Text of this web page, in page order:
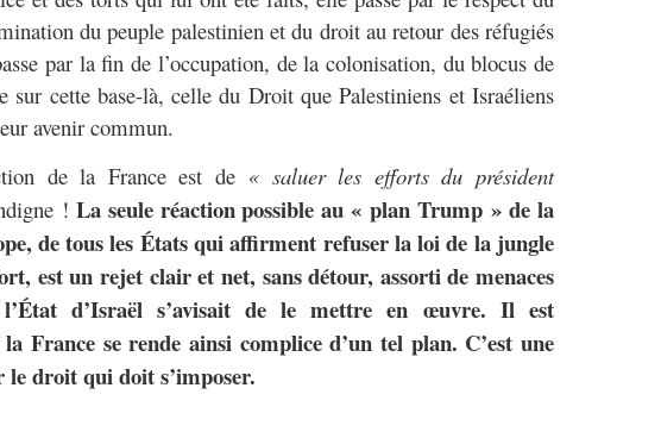
du peuple palestinien et du droit au retour des réfugiés
par la fin de l’occupation, de la colonisation, du blocus de
sur cette base-là, celle du Droit que Palestiniens et Israéliens
avenir commun.
de la France est de « saluer les efforts du président
! La seule réaction possible au « plan Trump » de la
de tous les États qui affirment refuser la loi de la jungle
est un rejet clair et net, sans détour, assorti de menaces
d’Israël s’avisait de le mettre en œuvre. Il est
France se rende ainsi complice d’un tel plan. C’est une
le droit qui doit s’imposer.